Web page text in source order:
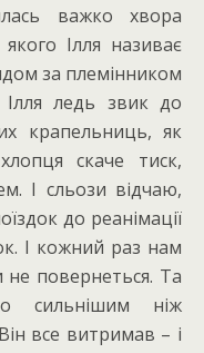
важко хвора
Ілля називає
за племінником
Ілля ледь звик до
крапельниць, як
скаче тиск,
І сльози відчаю,
до реанімації
І кожний раз нам
повернеться. Та
сильнішим ніж
все витримав – і